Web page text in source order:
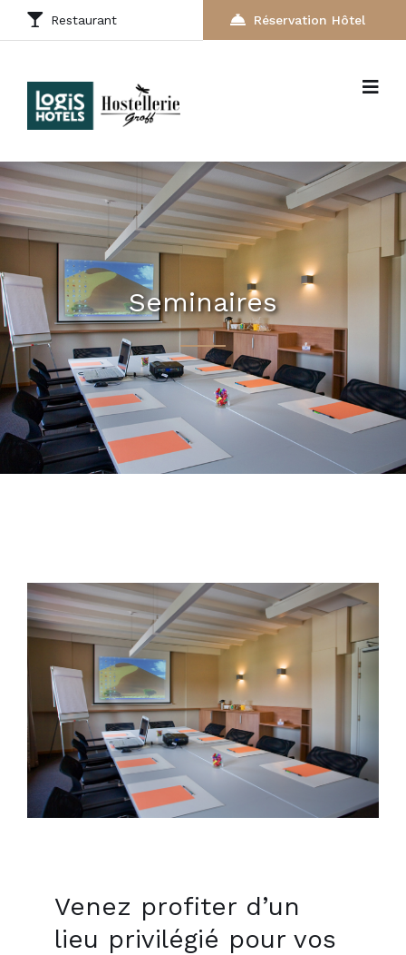
Restaurant Réservation Hôtel
Seminaires
Venez profiter d’un
lieu privilégié pour vos